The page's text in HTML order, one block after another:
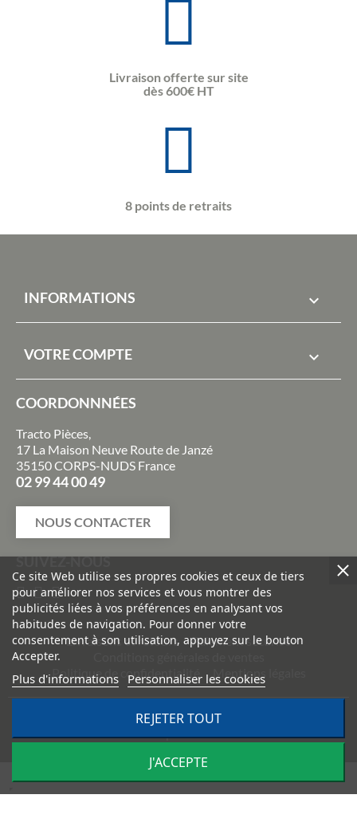
Livraison offerte sur site
dès 600€ HT
8 points de retraits
INFORMATIONS 
VOTRE COMPTE 
COORDONNNÉES
Tracto Pièces,
17 La Maison Neuve Route de Janzé
35150 CORPS-NUDS France
02 99 44 00 49
NOUS CONTACTER
SUIVEZ-NOUS
Livraisons et retours
Paiement sécurisé
Politique de confidentialité
Mentions légales
TRACTO PIÈCES - Conception & réalisation :
Impulsion
Ce site Web utilise ses propres cookies et ceux de tiers
pour améliorer nos services et vous montrer des
publicités liées à vos préférences en analysant vos
habitudes de navigation. Pour donner votre
consentement à son utilisation, appuyez sur le bouton
Accepter.
Plus d'informations Personnaliser les cookies
REJETER TOUT
J'ACCEPTE